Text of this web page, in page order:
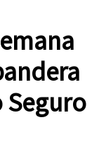
Seguro